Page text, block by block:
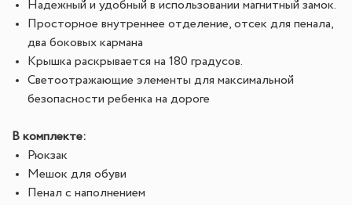
Надежный и удобный в использовании магнитный замок.
Просторное внутреннее отделение, отсек для пенала,
два боковых кармана
Крышка раскрывается на 180 градусов.
Светоотражающие элементы для максимальной
безопасности ребенка на дороге
В комплекте:
Рюкзак
Мешок для обуви
Пенал с наполнением